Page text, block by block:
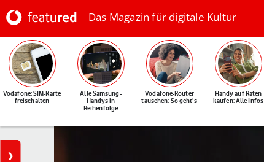
Das Magazin für digitale Kultur
Vodafone: SIM-Karte
freischalten
Alle Samsung-
Handys in
Reihenfolge
Vodafone-Router
tauschen: So geht's
Handy auf Raten
kaufen: Alle Infos